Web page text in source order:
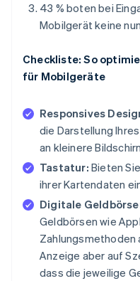
43 % boten bei
Mobilgerät keine
Checkliste: So
für Mobilgeräte
Responsives
die Darstellung
an kleinere
Tastatur: Bieten
ihrer Kartendaten
Digitale
Geldbörsen wie
Zahlungsmethoden
Anzeige aber auf
dass die jeweilige